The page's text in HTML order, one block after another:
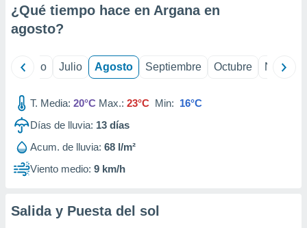
1199
¿Qué tiempo hace en Argana en
agosto?
Junio Julio Agosto Septiembre Octubre
T. Media: 20°C Max.: 23°C Min: 16°C
Días de lluvia: 13 días
Acum. de lluvia: 68 l/m²
Viento medio: 9 km/h
Salida y Puesta del sol